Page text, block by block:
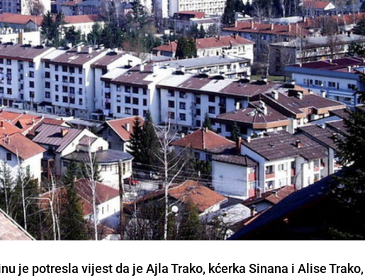
je potresla vijest da je Ajla Trako, kćerka Sinana i Alise Trako,